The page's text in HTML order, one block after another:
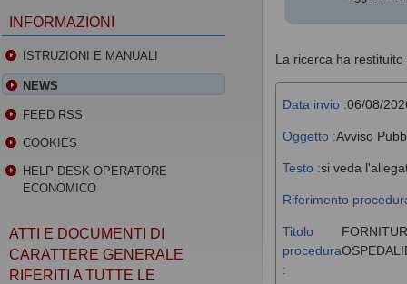
La ricerca ha
Data invio :06/08/
Oggetto :Avviso
Testo :si veda
Riferimento
Titolo
procedura
:
INFORMAZIONI
ISTRUZIONI E MANUALI
NEWS
FEED RSS
COOKIES
HELP DESK OPERATORE
ECONOMICO
ATTI E DOCUMENTI DI
CARATTERE GENERALE
RIFERITI A TUTTE LE